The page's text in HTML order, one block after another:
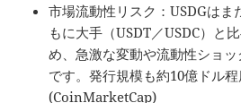
市場流動性リスク：USDGはま
もに大手（USDT／USDC）と
め、急激な変動や流動性ショ
です。発行規模も約10億ドル程
(CoinMarketCap)